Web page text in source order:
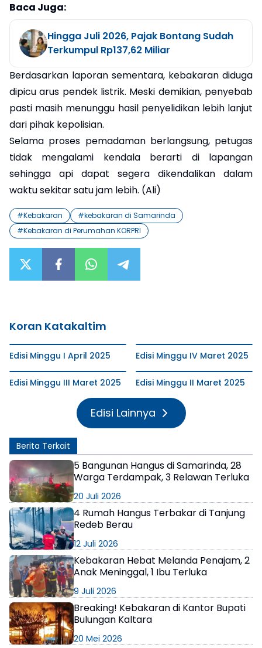
Baca Juga:
Hingga Juli 2026, Pajak Bontang Sudah
Terkumpul Rp137,62 Miliar
Berdasarkan laporan sementara, kebakaran diduga
dipicu arus pendek listrik. Meski demikian, penyebab
pasti masih menunggu hasil penyelidikan lebih lanjut
dari pihak kepolisian.
Selama proses pemadaman berlangsung, petugas
tidak mengalami kendala berarti di lapangan
sehingga api dapat segera dikendalikan dalam
waktu sekitar satu jam lebih. (Ali)
#Kebakaran #kebakaran di Samarinda
#Kebakaran di Perumahan KORPRI
Koran Katakaltim
Edisi Minggu I April 2025 Edisi Minggu IV Maret 2025
Edisi Minggu III Maret 2025 Edisi Minggu II Maret 2025
Edisi Lainnya
Berita Terkait
5 Bangunan Hangus di Samarinda, 28
Warga Terdampak, 3 Relawan Terluka
20 Juli 2026
4 Rumah Hangus Terbakar di Tanjung
Redeb Berau
12 Juli 2026
Kebakaran Hebat Melanda Penajam, 2
Anak Meninggal, 1 Ibu Terluka
9 Juli 2026
Breaking! Kebakaran di Kantor Bupati
Bulungan Kaltara
20 Mei 2026